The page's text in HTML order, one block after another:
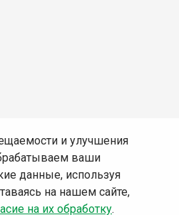
и улучшения
ваши
данные, используя
на нашем сайте,
на их обработку.